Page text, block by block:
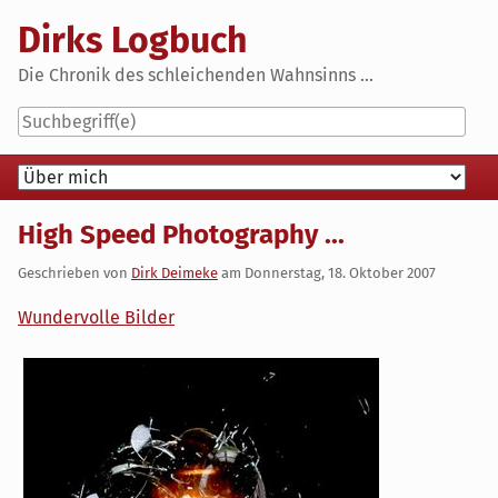
content
Dirks Logbuch
Die Chronik des schleichenden Wahnsinns ...
Navigation
High Speed Photography ...
Geschrieben von Dirk Deimeke am Donnerstag, 18. Oktober 2007
Wundervolle Bilder